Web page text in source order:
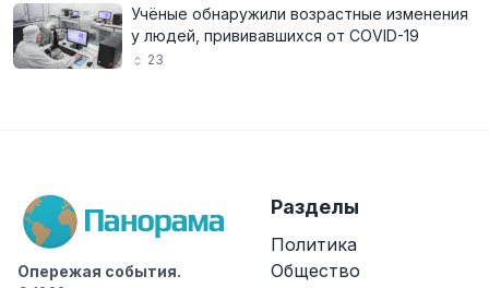
Учёные обнаружили возрастные изменения
у людей, прививавшихся от COVID-19
23
Опережая события.
Разделы
Политика
Общество